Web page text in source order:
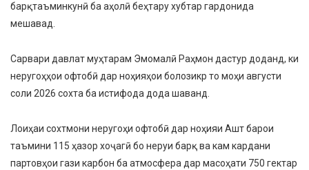
барқтаъминкунӣ ба аҳолӣ беҳтару хубтар гардонида
мешавад.
Сарвари давлат муҳтарам Эмомалӣ Раҳмон дастур доданд, ки
неругоҳҳои офтобӣ дар ноҳияҳои болозикр то моҳи августи
соли 2026 сохта ба истифода дода шаванд.
Лоиҳаи сохтмони неругоҳи офтобӣ дар ноҳияи Ашт барои
таъмини 115 ҳазор хоҷагӣ бо неруи барқ ва кам кардани
партовҳои гази карбон ба атмосфера дар масоҳати 750 гектар